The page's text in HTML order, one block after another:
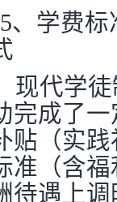
5、学费标
现代学
完成了
贴（实
准（含
待遇上